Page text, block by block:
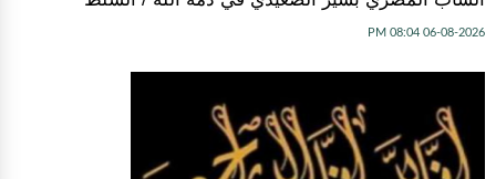
06-08-2026 08:04 PM